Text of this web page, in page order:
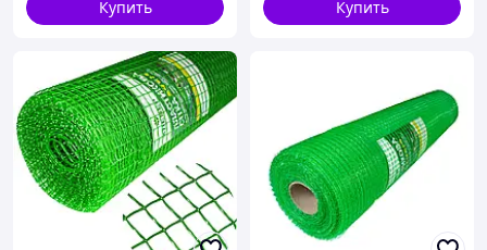
Купить Купить